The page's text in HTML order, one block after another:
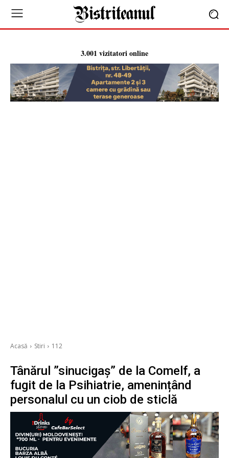
3.001 vizitatori online
Acasă Stiri 112
Tânărul ”sinucigaș” de la Comelf, a
fugit de la Psihiatrie, amenințând
personalul cu un ciob de sticlă